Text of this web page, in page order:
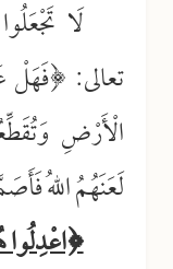
لَا
تعالى: ﴿فَهَلْ
الْأَرْضِ
لَعَنَهُمُ اللهُ